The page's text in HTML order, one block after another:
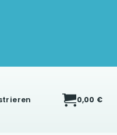
0,00 €